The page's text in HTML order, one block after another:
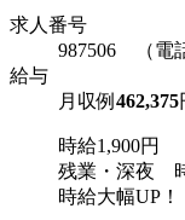
求人番号
987506 （電
給与
月収例 462,375
時給1,900円
残業・深夜
時給大幅UP！